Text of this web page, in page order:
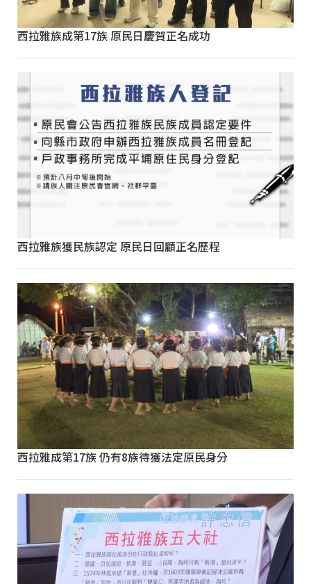
西拉雅族成第17族 原民日慶賀正名成功
西拉雅族獲民族認定 原民日回顧正名歷程
西拉雅成第17族 仍有8族待獲法定原民身分